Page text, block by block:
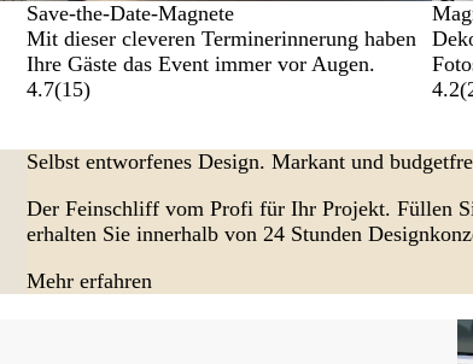
Save-the-Date-Magnete
Mit dieser cleveren Terminerinnerung haben
Ihre Gäste das Event immer vor Augen.
4.7(15)
4.2(
Selbst entworfenes Design. Markant und
Der Feinschliff vom Profi für Ihr Projekt. Füllen
erhalten Sie innerhalb von 24 Stunden
Mehr erfahren